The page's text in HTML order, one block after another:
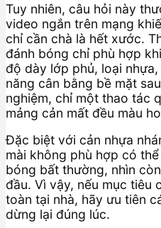
Tuy nhiên, câu hỏi này
video ngắn trên mạng
chỉ cần chà là hết xước.
đánh bóng chỉ phù hợp
độ dày lớp phủ, loại
năng cân bằng bề mặt
nghiệm, chỉ một thao tác
mảng cản mất đều màu
Đặc biệt với cản nhựa
mài không phù hợp có
bóng bất thường, nhìn
đầu. Vì vậy, nếu mục tiêu
toàn tại nhà, hãy ưu tiên
dừng lại đúng lúc.